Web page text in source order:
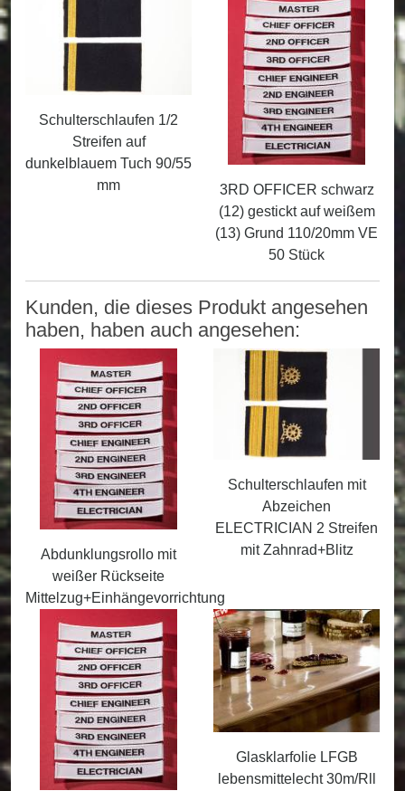
Schulterschlaufen 1/2
Streifen auf
dunkelblauem Tuch 90/55
mm
3RD OFFICER schwarz
(12) gestickt auf weißem
(13) Grund 110/20mm VE
50 Stück
Kunden, die dieses Produkt angesehen
haben, haben auch angesehen:
Abdunklungsrollo mit
weißer Rückseite
Mittelzug+Einhängevorrichtung
Schulterschlaufen mit
Abzeichen
ELECTRICIAN 2 Streifen
mit Zahnrad+Blitz
Glasklarfolie LFGB
lebensmittelecht 30m/Rll